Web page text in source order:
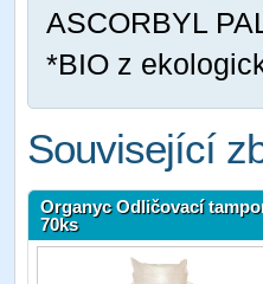
ASCORBYL
*BIO z
Související
Organyc Odličovací
70ks